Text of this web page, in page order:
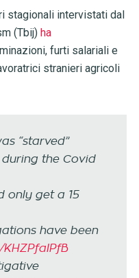
stagionali intervistati dal
(Tbij) ha
furti salariali e
stranieri agricoli
“starved”
the Covid
only get a 15
have been